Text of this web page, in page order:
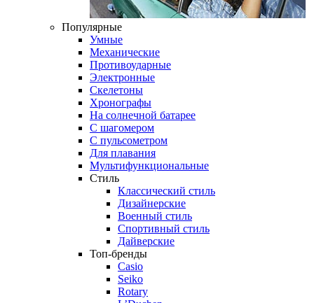
Популярные
Умные
Механические
Противоударные
Электронные
Скелетоны
Хронографы
На солнечной батарее
С шагомером
С пульсометром
Для плавания
Мультифункциональные
Стиль
Классический стиль
Дизайнерские
Военный стиль
Спортивный стиль
Дайверские
Топ-бренды
Casio
Seiko
Rotary